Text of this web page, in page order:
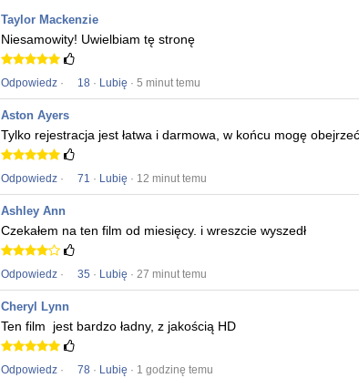
Taylor Mackenzie
Niesamowity! Uwielbiam tę stronę
Odpowiedz · 18 · Lubię · 5 minut temu
Aston Ayers
Tylko rejestracja jest łatwa i darmowa, w końcu mogę
Odpowiedz · 71 · Lubię · 12 minut temu
Ashley Ann
Czekałem na ten film od miesięcy. i wreszcie wyszedł
Odpowiedz · 35 · Lubię · 27 minut temu
Cheryl Lynn
Ten film jest bardzo ładny, z jakością HD
Odpowiedz · 78 · Lubię · 1 godzinę temu